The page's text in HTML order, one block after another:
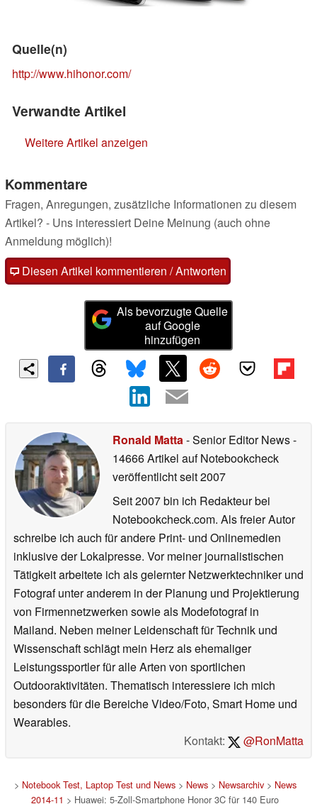
Quelle(n)
http://www.hihonor.com/
Verwandte Artikel
Weitere Artikel anzeigen
Kommentare
Fragen, Anregungen, zusätzliche Informationen zu diesem
Artikel? - Uns interessiert Deine Meinung (auch ohne
Anmeldung möglich)!
Diesen Artikel kommentieren / Antworten
Als bevorzugte Quelle
auf Google
hinzufügen
Ronald Matta- Senior Editor News-
14666 Artikel auf Notebookcheck
veröffentlichtseit 2007
Seit 2007 bin ich Redakteur bei
Notebookcheck.com. Als freier Autor
schreibe ich auch für andere Print- und Onlinemedien
inklusive der Lokalpresse. Vor meiner journalistischen
Tätigkeit arbeitete ich als gelernter Netzwerktechniker und
Fotograf unter anderem in der Planung und Projektierung
von Firmennetzwerken sowie als Modefotograf in
Mailand. Neben meiner Leidenschaft für Technik und
Wissenschaft schlägt mein Herz als ehemaliger
Leistungssportler für alle Arten von sportlichen
Outdooraktivitäten. Thematisch interessiere ich mich
besonders für die Bereiche Video/Foto, Smart Home und
Wearables.
Kontakt:
@RonMatta
> Notebook Test, Laptop Test und News> News> Newsarchiv> News
2014-11 > Huawei: 5-Zoll-Smartphone Honor 3C für 140 Euro